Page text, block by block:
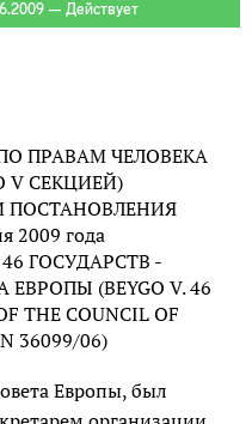
— Действует
ПРАВАМ ЧЕЛОВЕКА
V СЕКЦИЕЙ)
ПОСТАНОВЛЕНИЯ
2009 года
ГОСУДАРСТВ -
(BEYGO V. 46
THE COUNCIL OF
36099/06)
Европы, был